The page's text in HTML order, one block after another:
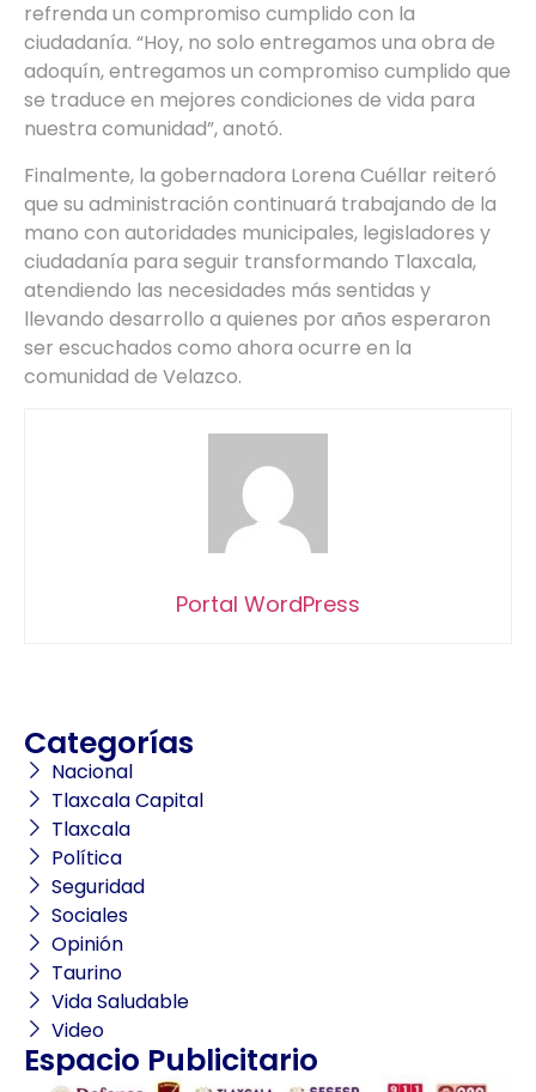
refrenda un compromiso cumplido con la
ciudadanía. “Hoy, no solo entregamos una obra de
adoquín, entregamos un compromiso cumplido que
se traduce en mejores condiciones de vida para
nuestra comunidad”, anotó.
Finalmente, la gobernadora Lorena Cuéllar reiteró
que su administración continuará trabajando de la
mano con autoridades municipales, legisladores y
ciudadanía para seguir transformando Tlaxcala,
atendiendo las necesidades más sentidas y
llevando desarrollo a quienes por años esperaron
ser escuchados como ahora ocurre en la
comunidad de Velazco.
Portal WordPress
Categorías
Nacional
Tlaxcala Capital
Tlaxcala
Política
Seguridad
Sociales
Opinión
Taurino
Vida Saludable
Video
Espacio Publicitario